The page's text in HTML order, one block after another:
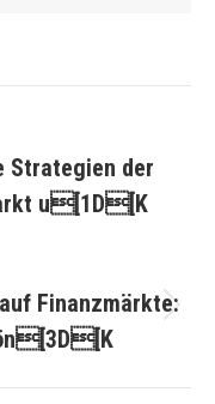
Strategien der
u[1D[K
Finanzmärkte: